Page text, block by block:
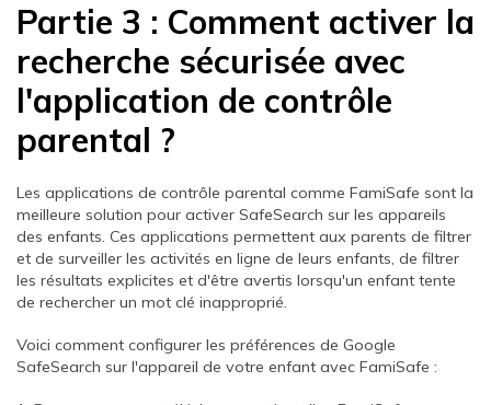
Partie 3 : Comment activer la
recherche sécurisée avec
l'application de contrôle
parental ?
Les applications de contrôle parental comme FamiSafe sont la
meilleure solution pour activer SafeSearch sur les appareils
des enfants. Ces applications permettent aux parents de filtrer
et de surveiller les activités en ligne de leurs enfants, de filtrer
les résultats explicites et d'être avertis lorsqu'un enfant tente
de rechercher un mot clé inapproprié.
Voici comment configurer les préférences de Google
SafeSearch sur l'appareil de votre enfant avec FamiSafe :